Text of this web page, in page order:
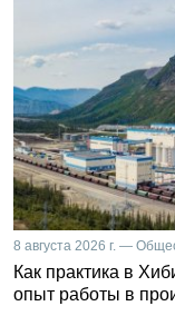
8 августа 2026 г. —
Как практика в
опыт работы в